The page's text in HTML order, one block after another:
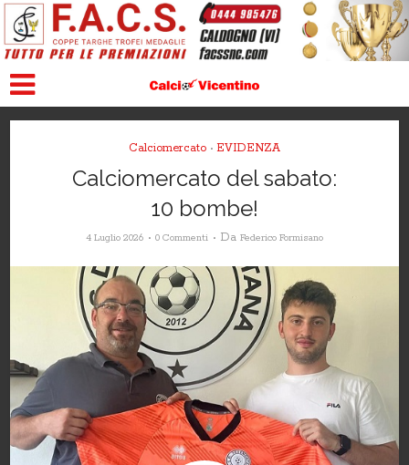
Calciomercato • EVIDENZA
Calciomercato del sabato:
10 bombe!
4 Luglio 2026 0 Commenti Da Federico Formisano